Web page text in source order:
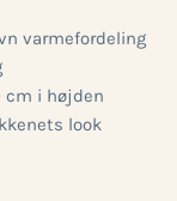
varmefordeling
cm i højden
look